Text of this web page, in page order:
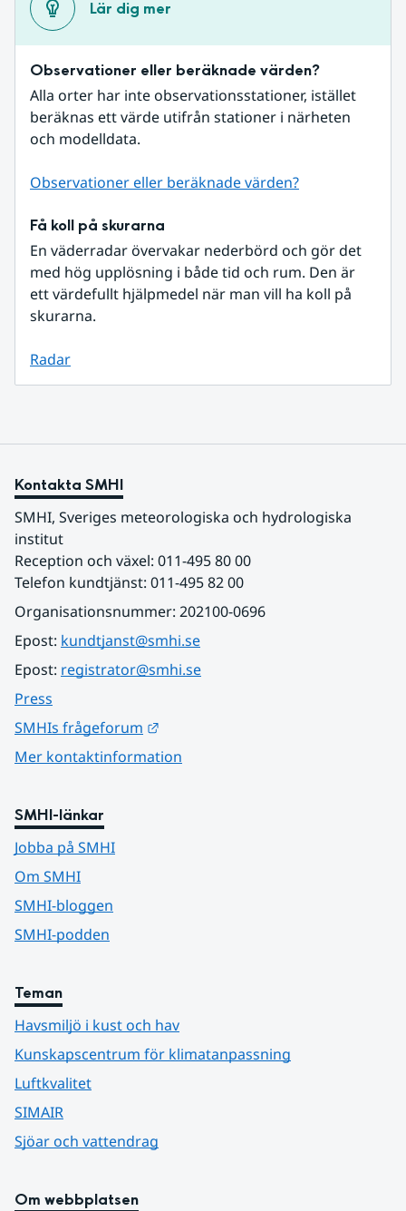
Lär dig mer
Observationer eller beräknade värden?
Alla orter har inte observationsstationer, istället
beräknas ett värde utifrån stationer i närheten
och modelldata.
Observationer eller beräknade värden?
Få koll på skurarna
En väderradar övervakar nederbörd och gör det
med hög upplösning i både tid och rum. Den är
ett värdefullt hjälpmedel när man vill ha koll på
skurarna.
Radar
Kontakta SMHI
SMHI, Sveriges meteorologiska och hydrologiska
institut
Reception och växel: 011-495 80 00
Telefon kundtjänst: 011-495 82 00
Organisationsnummer: 202100-0696
Epost: kundtjanst@smhi.se
Epost: registrator@smhi.se
Press
SMHIs frågeforum
Mer kontaktinformation
SMHI-länkar
Jobba på SMHI
Om SMHI
SMHI-bloggen
SMHI-podden
Teman
Havsmiljö i kust och hav
Kunskapscentrum för klimatanpassning
Luftkvalitet
SIMAIR
Sjöar och vattendrag
Om webbplatsen